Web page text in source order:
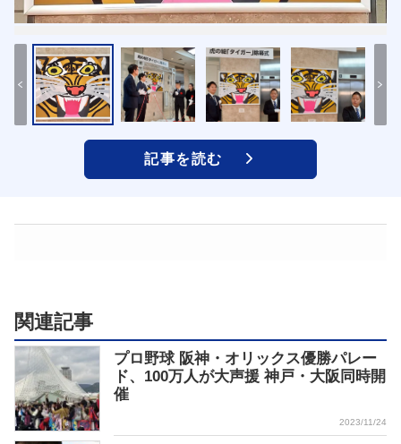
記事を読む
関連記事
プロ野球 阪神・オリックス優勝パレー
ド、100万人が大声援 神戸・大阪同時開
催
2023/11/24